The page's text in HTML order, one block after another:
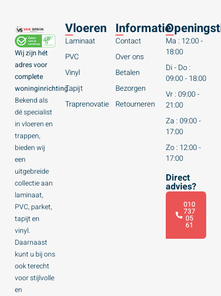
Wij zijn hét
adres voor
complete
woninginrichting.
Bekend als
dé specialist
in vloeren en
trappen,
bieden wij
een
uitgebreide
collectie aan
laminaat,
PVC, parket,
tapijt en
vinyl.
Daarnaast
kunt u bij ons
ook terecht
voor stijlvolle
en
Vloeren
Laminaat
PVC
Vinyl
Tapijt
Traprenovatie
Informatie
Contact
Over ons
Betalen
Bezorgen
Retourneren
Ma : 12:00 -
18:00
Di - Do :
09:00 - 18:00
Vr : 09:00 -
21:00
Za : 09:00 -
17:00
Zo : 12:00 -
17:00
Direct
advies?
010
737
05
61